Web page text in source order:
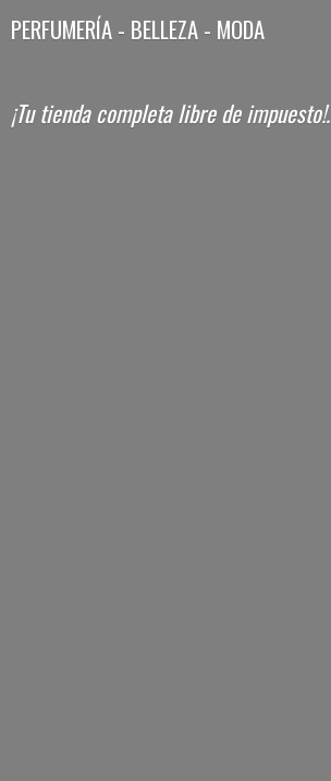
PERFUMERÍA - BELLEZA - MODA
¡Tu tienda completa librede impuesto!.